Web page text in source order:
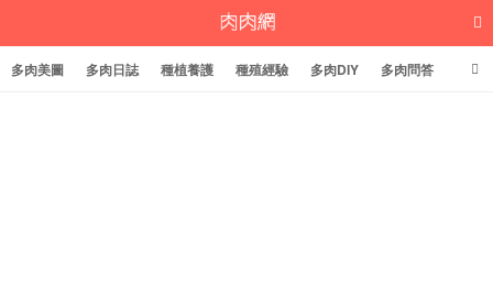
多肉美圖 多肉日誌 種植養護 種殖經驗 多肉DIY 多肉問答